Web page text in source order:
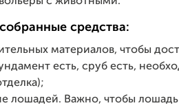
средства:
материалов, чтобы
есть, сруб есть,
лошадей. Важно, чтобы